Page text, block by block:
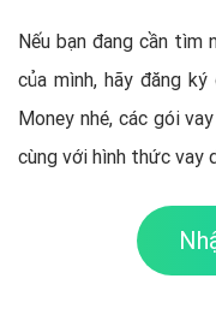
Nếu bạn đang cần tìm
của mình, hãy đăng
Money nhé, các gói
cùng với hình thức vay